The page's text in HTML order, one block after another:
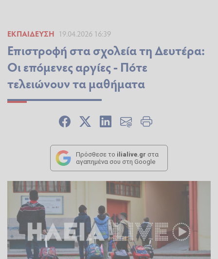
ΕΚΠΑΊΔΕΥΣΗ 19.04.2026 16:39
Επιστροφή στα σχολεία τη Δευτέρα:
Οι επόμενες αργίες - Πότε
τελειώνουν τα μαθήματα
Πρόσθεσε το ilialive.gr στα
αγαπημένα σου στη Google